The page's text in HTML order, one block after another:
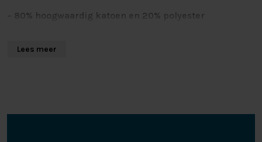
– 80% hoogwaardig katoen en 20% polyester
– Rondom voorzien van elastiek en blijft daardoor goed
Lees meer